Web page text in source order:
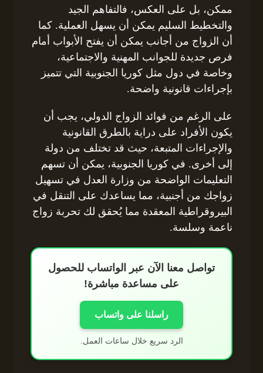
ممكن، بل على العكس، فالتفاهم الجيد
والتخطيط السليم يمكن أن يسهل العملية. كما
أن الزواج من أجانب يمكن أن يفتح الأبواب أمام
فرص جديدة للجوانب المهنية والاجتماعية،
وخاصة في دول مثل كوريا الجنوبية التي تتميز
بإجراءات قانونية واضحة.
على الرغم من فوائد الزواج الدولي، يجب أن
يكون الأفراد على دراية بالطرق القانونية
والإجراءات المتبعة، حيث قد تختلف من دولة
إلى أخرى. في كوريا الجنوبية، يمكن أن تسهم
التعليمات الواضحة من وزارة العدل في تسهيل
زواجك من أجنبية، مما يساعدك على التنقل في
البيروقراطية المعقدة مما يُحقق لك تحربة زواج
ناعمة وسلسة.
تواصل معنا الآن عبر الواتساب للحصول
على مساعدة مباشرة!
راسلنا على واتساب
الرد سريع خلال ساعات العمل.